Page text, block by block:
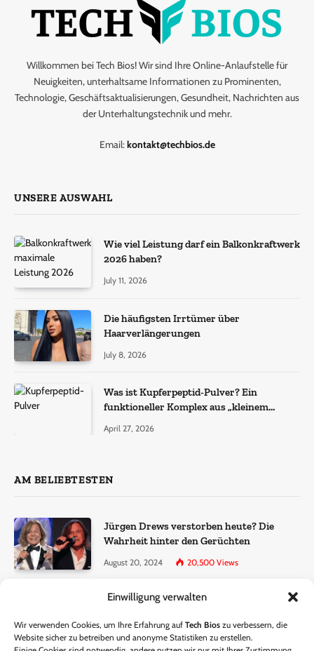
Einwilligung verwalten
Wir verwenden Cookies, um Ihre Erfahrung auf Tech Bios zu verbessern, die
Website sicher zu betreiben und anonyme Statistiken zu erstellen.
Willkommen bei Tech Bios! Wir sind Ihre Online-Anlaufstelle für
Neuigkeiten, unterhaltsame Informationen zu Prominenten,
Technologie, Geschäftsaktualisierungen, Gesundheit, Nachrichten aus
der Unterhaltungstechnik und mehr.
Email: kontakt@techbios.de
UNSERE AUSWAHL
Wie viel Leistung darf ein Balkonkraftwerk
2026 haben?
July 11, 2026
Die häufigsten Irrtümer über
Haarverlängerungen
July 8, 2026
Was ist Kupferpeptid-Pulver? Ein
funktioneller Komplex aus „kleinem
April 27, 2026
AM BELIEBTESTEN
Jürgen Drews verstorben heute? Die
Wahrheit hinter den Gerüchten
August 20, 2024 20,500 Views
Ralf Dammasch Traueranzeige:
June 26, 2024 13,286Views